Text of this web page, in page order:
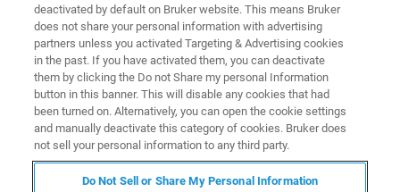
価と解析に関する情報を提供します。
deactivated by default on Bruker website. This means Bruker
does not share your personal information with advertising
partners unless you activated Targeting & Advertising cookies
in the past. If you have activated them, you can deactivate
them by clicking the Do not Share my personal Information
button in this banner. This will disable any cookies that had
been turned on. Alternatively, you can open the cookie settings
and manually deactivate this category of cookies. Bruker does
not sell your personal information to any third party.
Do Not Sell or Share My Personal Information